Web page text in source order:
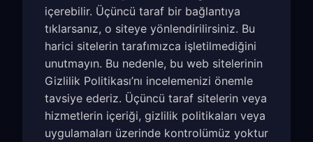
içerebilir. Üçüncü taraf bir bağlantıya
tıklarsanız, o siteye yönlendirilirsiniz. Bu
harici sitelerin tarafımızca işletilmediğini
unutmayın. Bu nedenle, bu web sitelerinin
Gizlilik Politikası’nı incelemenizi önemle
tavsiye ederiz. Üçüncü taraf sitelerin veya
hizmetlerin içeriği, gizlilik politikaları veya
uygulamaları üzerinde kontrolümüz yoktur